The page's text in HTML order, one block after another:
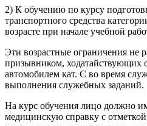
2) К обучению по курсу
транспортного средства
возрасте при начале учебной
Эти возрастные ограничения не
призывником, ходатайствующих
автомобилем кат. С во время
выполнения служебных заданий.
На курс обучения лицо должно
медицинскую справку с